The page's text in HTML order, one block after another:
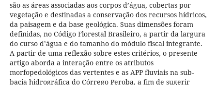
são as áreas associadas aos corpos d’água, cobertas por
vegetação e destinadas a conservação dos recursos hídricos,
da paisagem e da base geológica. Suas dimensões foram
definidas, no Código Florestal Brasileiro, a partir da largura
do curso d’água e do tamanho do módulo fiscal integrante.
A partir de uma reflexão sobre estes critérios, o presente
artigo aborda a interação entre os atributos
morfopedológicos das vertentes e as APP fluviais na sub-
bacia hidrográfica do Córrego Peroba, a fim de sugerir